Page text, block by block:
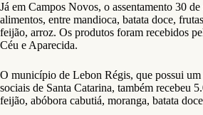
Já em Campos Novos, o assentamento 30
alimentos, entre mandioca, batata doce,
feijão, arroz. Os produtos foram recebidos
Céu e Aparecida.
O município de Lebon Régis, que possui
sociais de Santa Catarina, também recebeu
feijão, abóbora cabutiá, moranga, batata